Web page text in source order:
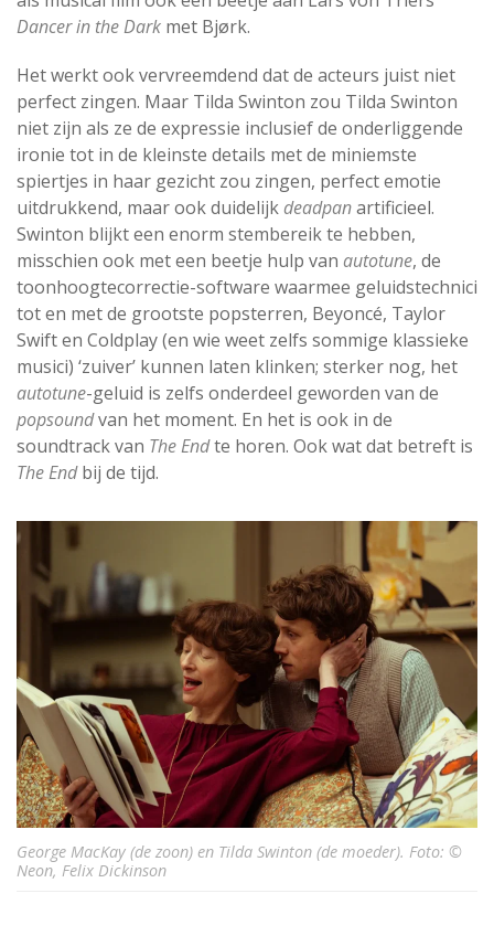
Dancer in the Dark met Bjørk.
Het werkt ook vervreemdend dat de acteurs juist niet
perfect zingen. Maar Tilda Swinton zou Tilda Swinton
niet zijn als ze de expressie inclusief de onderliggende
ironie tot in de kleinste details met de miniemste
spiertjes in haar gezicht zou zingen, perfect emotie
uitdrukkend, maar ook duidelijkdeadpanartificieel.
Swinton blijkt een enorm stembereik te hebben,
misschien ook met een beetje hulp van autotune, de
toonhoogtecorrectie-software waarmee geluidstechnici
tot en met de grootste popsterren, Beyoncé, Taylor
Swift en Coldplay (en wie weet zelfs sommige klassieke
musici) ‘zuiver’ kunnen laten klinken; sterker nog, het
autotune-geluid is zelfs onderdeel geworden van de
popsoundvan het moment. En het is ook in de
soundtrack van The Endte horen. Ook wat dat betreft is
The Endbij de tijd.
George MacKay (de zoon) en Tilda Swinton (de moeder). Foto: ©
Neon, Felix Dickinson